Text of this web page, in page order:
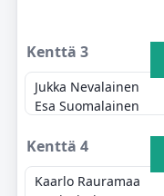
Kenttä 3
Jukka Nevalainen
Esa Suomalainen
Kenttä 4
Kaarlo Rauramaa